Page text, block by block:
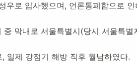
(향년 76세)추모소 개설:2026년 3월 2일
우로 입사했으며, 언론통폐합으로
막내로 서울특별시(당시 서울특별
일제 강점기 해방 직후 월남하였다.